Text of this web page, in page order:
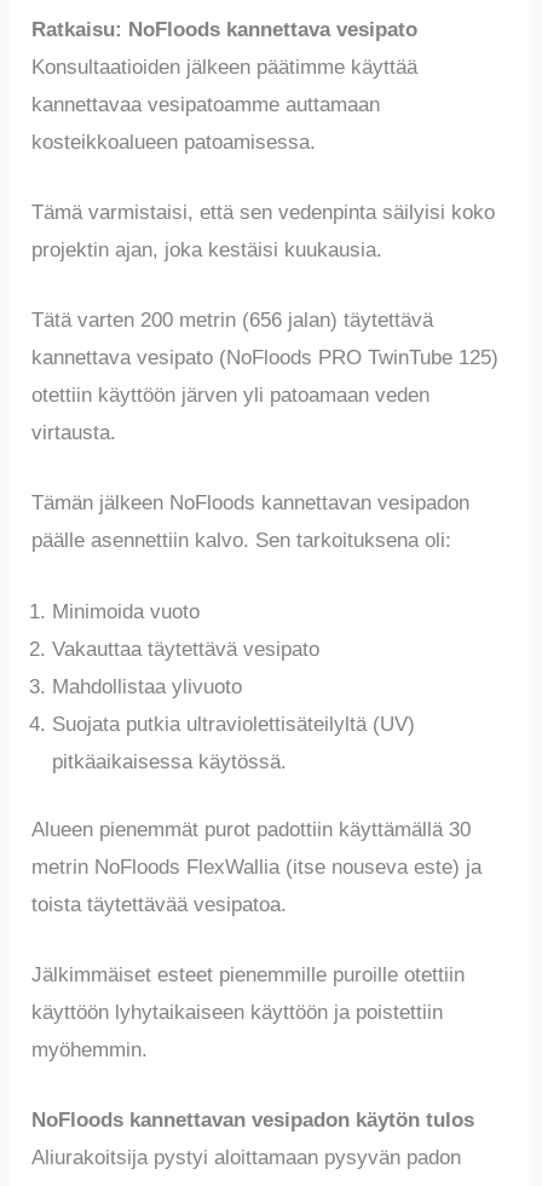
Ratkaisu: NoFloods kannettava vesipato
Konsultaatioiden jälkeen päätimme käyttää
kannettavaa vesipatoamme auttamaan
kosteikkoalueen patoamisessa.
Tämä varmistaisi, että sen vedenpinta säilyisi koko
projektin ajan, joka kestäisi kuukausia.
Tätä varten 200 metrin (656 jalan) täytettävä
kannettava vesipato (NoFloods PRO TwinTube 125)
otettiin käyttöön järven yli patoamaan veden
virtausta.
Tämän jälkeen NoFloods kannettavan vesipadon
päälle asennettiin kalvo. Sen tarkoituksena oli:
Minimoida vuoto
Vakauttaa täytettävä vesipato
Mahdollistaa ylivuoto
Suojata putkia ultraviolettisäteilyltä (UV)
pitkäaikaisessa käytössä.
Alueen pienemmät purot padottiin käyttämällä 30
metrin NoFloods FlexWallia (itse nouseva este) ja
toista täytettävää vesipatoa.
Jälkimmäiset esteet pienemmille puroille otettiin
käyttöön lyhytaikaiseen käyttöön ja poistettiin
myöhemmin.
NoFloods kannettavan vesipadon käytön tulos
Aliurakoitsija pystyi aloittamaan pysyvän padon